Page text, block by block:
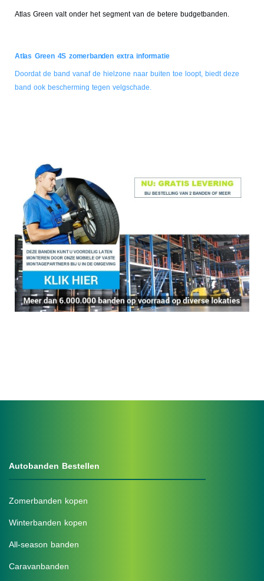
Atlas Green valt onder het segment van de betere budgetbanden.
Atlas Green 4S zomerbanden extra informatie
Doordat de band vanaf de hielzone naar buiten toe loopt, biedt deze
band ook bescherming tegen velgschade.
Autobanden Bestellen
Zomerbanden kopen
Winterbanden kopen
All-season banden
Caravanbanden